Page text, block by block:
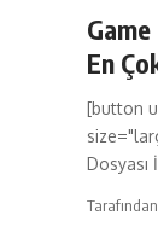
En
[button
Dosyası
Tarafından